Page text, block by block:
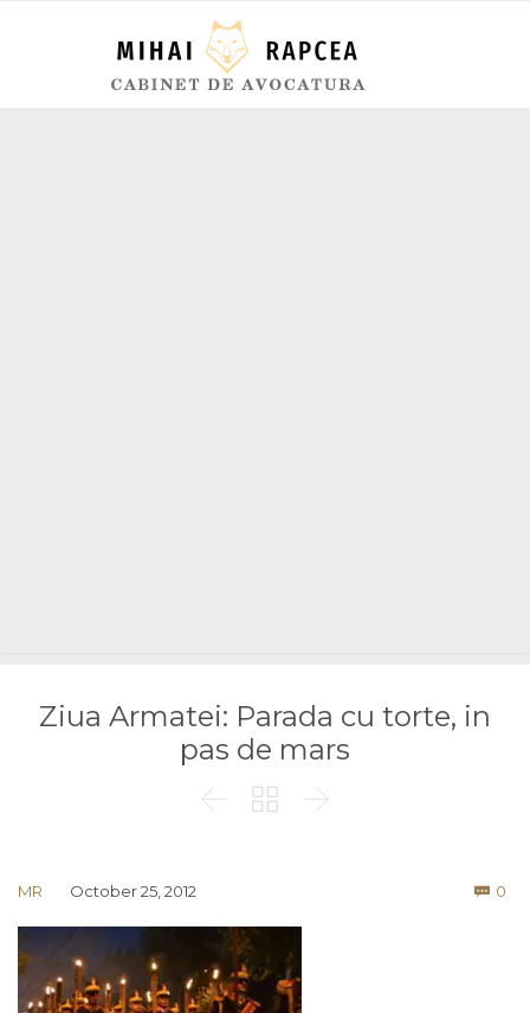
Ziua Armatei: Parada cu torte, in
pas de mars
  
MR October 25, 2012  0